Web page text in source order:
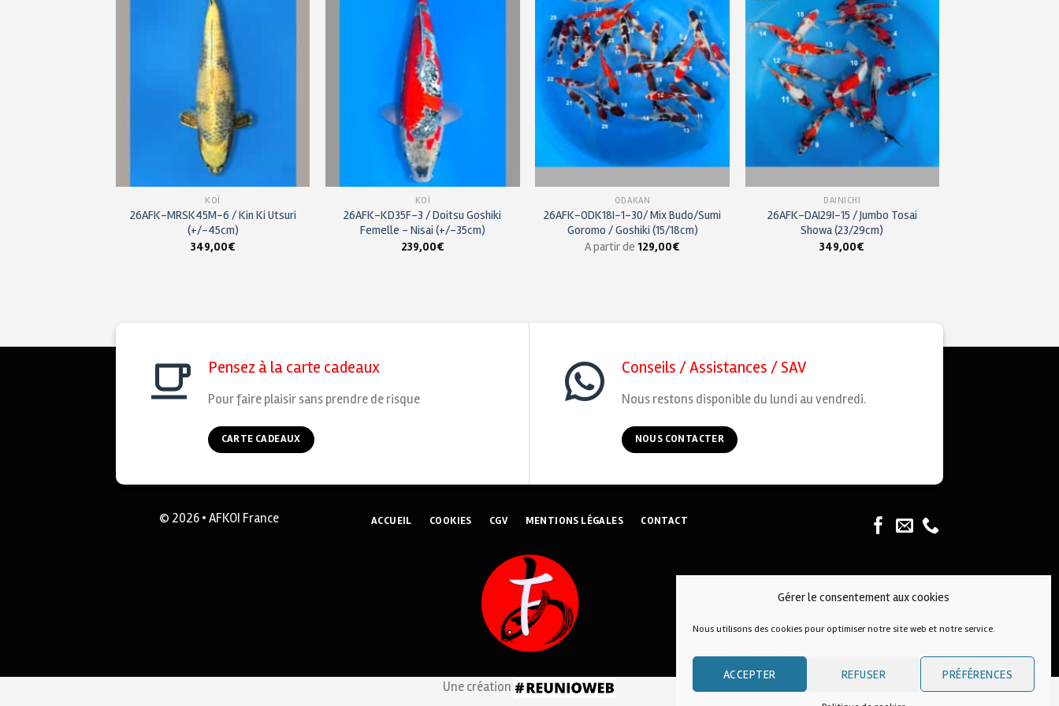
Gérer le consentement aux cookies
Nous utilisons des cookies pour optimiser notre site web et notre service.
ACCEPTER REFUSER PRÉFÉRENCES
KOÏ
26AFK-MRSK45M-6 / Kin Ki Utsuri
(+/-45cm)
349,00€
KOÏ
26AFK-KD35F-3 / Doitsu Goshiki
Femelle – Nisai (+/-35cm)
239,00€
à ma
liste de
souhaits
ODAKAN
26AFK-ODK18I-1-30/ Mix Budo/Sumi
Goromo / Goshiki (15/18cm)
A partir de129,00€
à ma
souhaits
DAINICHI
26AFK-DAI29I-15 / Jumbo Tosai
Showa (23/29cm)
349,00€
Pensez à la carte cadeaux
Pour faire plaisir sans prendre de risque
CARTE CADEAUX
Conseils / Assistances / SAV
Nous restons disponible du lundi au vendredi.
NOUS CONTACTER
© 2026 • AFKOI France ACCUEIL COOKIES CGV MENTIONS LÉGALES CONTACT
Une création